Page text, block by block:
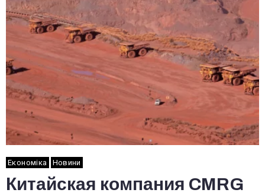
Економіка Новини
Китайская компания CMRG